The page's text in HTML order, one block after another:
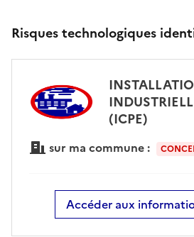
Risques technologiques
(ICPE)
sur ma commune :
Accéder aux